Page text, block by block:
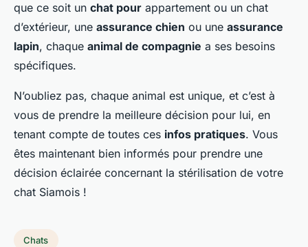
que ce soit un chat pour appartement ou un chat
d’extérieur, une assurance chien ou une assurance
lapin, chaque animal de compagnie a ses besoins
spécifiques.
N’oubliez pas, chaque animal est unique, et c’est à
vous de prendre la meilleure décision pour lui, en
tenant compte de toutes ces infos pratiques. Vous
êtes maintenant bien informés pour prendre une
décision éclairée concernant la stérilisation de votre
chat Siamois !
Chats